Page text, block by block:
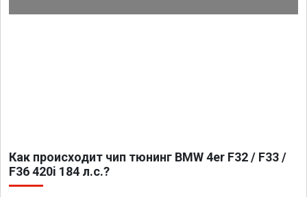
Как происходит чип тюнинг BMW 4er F32 / F33 /
F36 420i 184 л.с.?